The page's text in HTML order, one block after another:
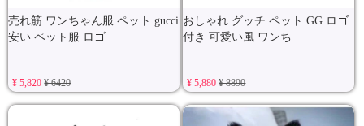
売れ筋 ワンちゃん服 ペット gucci
安い ペット服 ロゴ
¥ 5,820¥ 6420
おしゃれ グッチ ペット GG ロゴ
付き 可愛い風 ワンち
¥ 5,880¥ 8890